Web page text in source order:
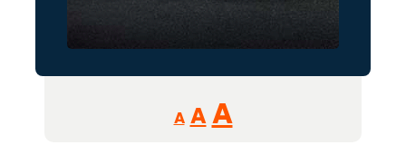
A
Reducir
tamaño
A Restablecer
AAumentar